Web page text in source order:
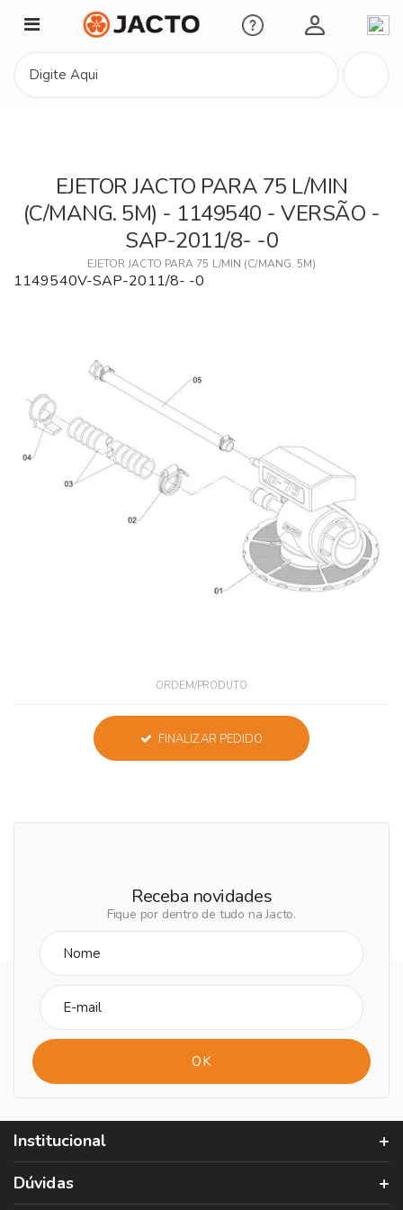
Minha Conta
EJETOR JACTO PARA 75 L/MIN
(C/MANG. 5M) - 1149540 - VERSÃO -
SAP-2011/8- -0
EJETOR JACTO PARA 75 L/MIN (C/MANG. 5M)
1149540V-SAP-2011/8- -0
ORDEM/PRODUTO
FINALIZAR PEDIDO
Receba novidades
Fique por dentro de tudo na Jacto.
Institucional
Dúvidas